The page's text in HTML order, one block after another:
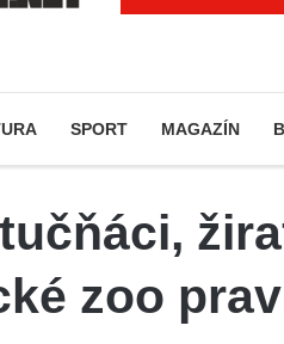
SPORT MAGAZÍN
zoo